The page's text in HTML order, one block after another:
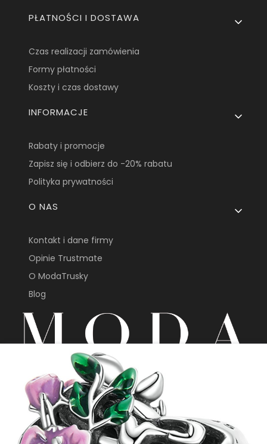
PŁATNOŚCI I DOSTAWA
Czas realizacji zamówienia
Formy płatności
Koszty i czas dostawy
INFORMACJE
Rabaty i promocje
Zapisz się i odbierz do -20% rabatu
Polityka prywatności
O NAS
Kontakt i dane firmy
Opinie Trustmate
O ModaTrusky
Blog
sklep@modatrusky.pl